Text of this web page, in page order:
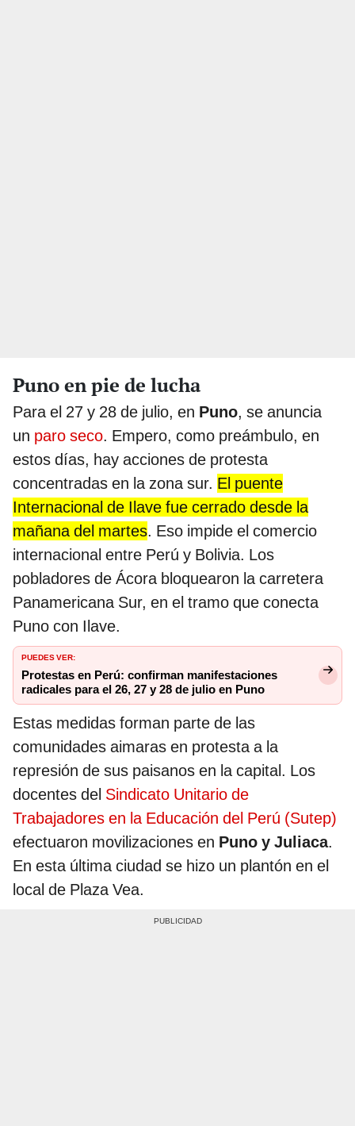
Puno en pie de lucha
Para el 27 y 28 de julio, en Puno, se anuncia
un paro seco. Empero, como preámbulo, en
estos días, hay acciones de protesta
concentradas en la zona sur. El puente
Internacional de Ilave fue cerrado desde la
mañana del martes. Eso impide el comercio
internacional entre Perú y Bolivia. Los
pobladores de Ácora bloquearon la carretera
Panamericana Sur, en el tramo que conecta
Puno con Ilave.
PUEDES VER:
Protestas en Perú: confirman manifestaciones
radicales para el 26, 27 y 28 de julio en Puno
Estas medidas forman parte de las
comunidades aimaras en protesta a la
represión de sus paisanos en la capital. Los
docentes del Sindicato Unitario de
Trabajadores en la Educación del Perú (Sutep)
efectuaron movilizaciones en Puno y Juliaca.
En esta última ciudad se hizo un plantón en el
local de Plaza Vea.